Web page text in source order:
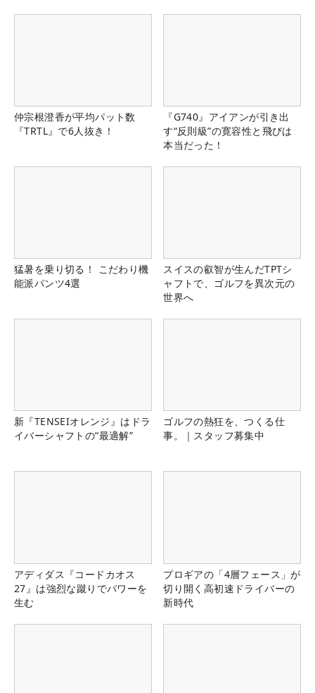
仲宗根澄香が平均パット数
『TRTL』で6人抜き！
『G740』アイアンが引き出
す“反則級”の寛容性と飛びは
本当だった！
猛暑を乗り切る！ こだわり機
能派パンツ4選
スイスの叡智が生んだTPTシ
ャフトで、ゴルフを異次元の
世界へ
新『TENSEIオレンジ』はドラ
イバーシャフトの“最適解”
ゴルフの熱狂を、つくる仕
事。｜スタッフ募集中
アディダス『コードカオス
27』は強烈な蹴りでパワーを
生む
プロギアの「4層フェース」が
切り開く高初速ドライバーの
新時代